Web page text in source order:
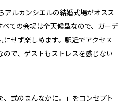
アルカンシエルの結婚式場がオスス
べての会場は全天候型なので、ガーデ
にせず楽しめます。駅近でアクセス
ので、ゲストもストレスを感じない
、式のまんなかに。」をコンセプト